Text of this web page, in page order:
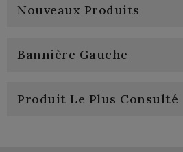
Nouveaux Produits
Bannière Gauche
Produit Le Plus Consulté